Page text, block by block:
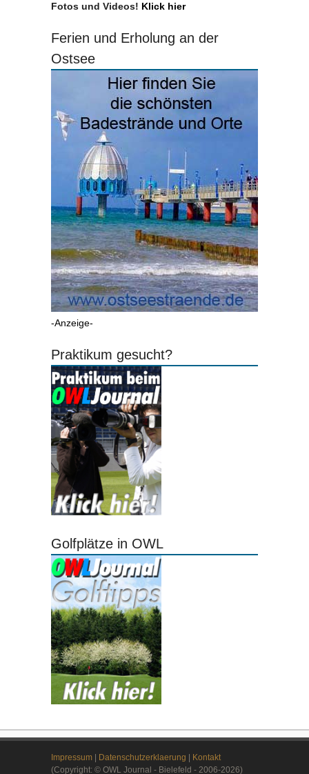
Fotos und Videos! Klick hier
Ferien und Erholung an der
Ostsee
-Anzeige-
Praktikum gesucht?
Golfplätze in OWL
Impressum Datenschutzerklaerung
Kontakt
(Copyright: © OWL Journal - Bielefeld - 2006-2026)